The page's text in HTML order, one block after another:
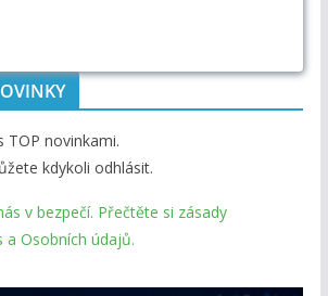
TOP novinkami.
kdykoli odhlásit.
v bezpečí. Přečtěte si zásady
a Osobních údajů.